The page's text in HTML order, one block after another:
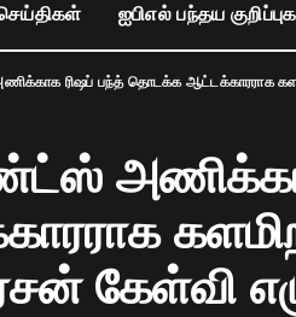
ஐபிஎல் பந்தய
பந்த் தொடக்க ஆட்டக்காரராக களமிறங்கியது
கேள்வி